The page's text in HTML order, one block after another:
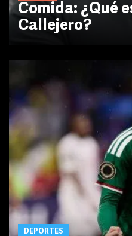
Comida: ¿Qué
Callejero?
DEPORTES